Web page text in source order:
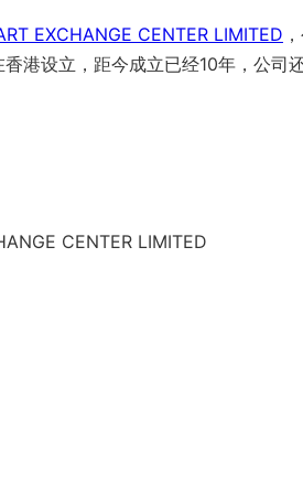
EXCHANGE CENTER LIMITED
港设立，距今成立已经10年，公司
CENTER LIMITED